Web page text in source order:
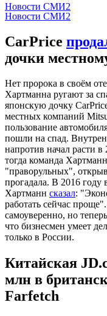
Новости СМИ2
Новости СМИ2
CarPrice
дочки
Нет пророка в своём
Хартманна ругают за
японскую дочку
местных компаний
пользование
пошли на спад.
напротив начал расти
тогда команда
"праворульных",
прогадала. В 2016
Хартманн сказал:
работать сейчас
самоуверенно, но
что бизнесмен умеет
только в России.
Китайская
млн в
Farfetch